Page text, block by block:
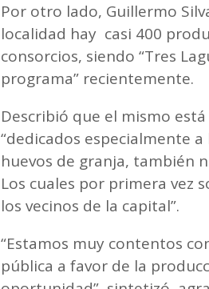
Por otro lado, Guillermo
localidad hay casi 400
consorcios, siendo “Tres
programa” recientemente.
Describió que el mismo
“dedicados especialmente
huevos de granja, también
Los cuales por primera vez
los vecinos de la capital”.
“Estamos muy contentos
pública a favor de la